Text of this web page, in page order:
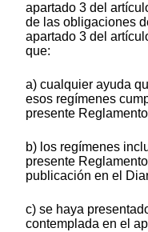
apartado 3 del
de las obligaciones
apartado 3 del
que:
a) cualquier ayuda
esos regímenes
presente
b) los regímenes
presente
publicación en el
c) se haya
contemplada en el